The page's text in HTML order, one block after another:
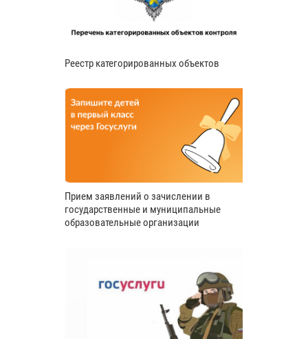
Реестр категорированных объектов
Прием заявлений о зачислении в
государственные и муниципальные
образовательные организации